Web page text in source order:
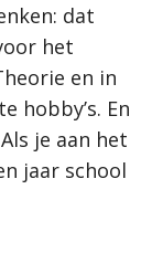
dat
het
en in
hobby’s. En
je aan het
jaar school